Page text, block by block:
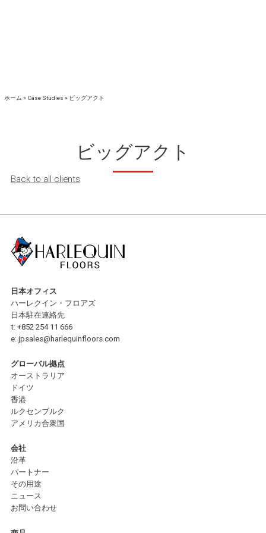
ホーム » Case Studies » ビッグアクト
ビッグアクト
Back to all clients
日本オフィス
ハーレクイン・フロアズ
日本駐在連絡先
t: +852 254 11 666
e: jpsales@harlequinfloors.com
グローバル拠点
オーストラリア
ドイツ
香港
ルクセンブルク
アメリカ合衆国
会社
沿革
パートナー
その用途
ニュース
お問い合わせ